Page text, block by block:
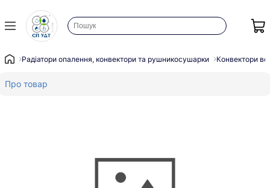
Радіатори опалення, конвектори та рушникосушарки Конвектори
Про товар